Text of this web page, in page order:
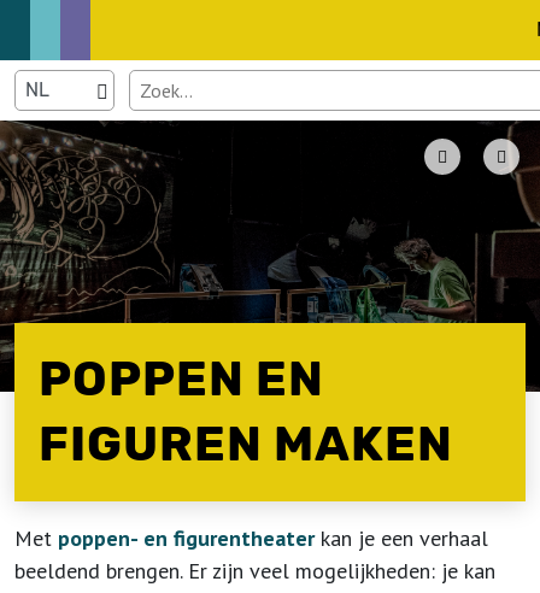
POPPEN EN
FIGUREN MAKEN
Met poppen- en figurentheaterkan je een verhaal
beeldend brengen. Er zijn veel mogelijkheden: je kan